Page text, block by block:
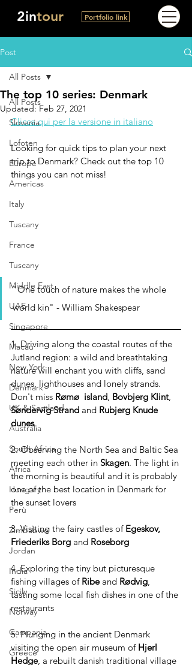
2intour Portfolio link
Post
All Posts
Slovenia
Lofoten
Europe
Americas
Italy
Tuscany
France
Tuscany
Middle East
UAE
Singapore
Macau
New York
Denmark
UK & Scotland
Australia
South Africa
Africa
Hungary
Perù
Zimbabwe
Jordan
India
Sicily
Norway
Campania
Greece
All Posts
The top 10 series: Denmark
Updated:Feb 27, 2021
Clicca qui per la versione in italiano
Looking for quick tips to plan your next
trip to Denmark? Check out the top 10
things you can not miss!
"One touch of nature makes the whole
world kin" - William Shakespear
1. Driving along the coastal routes of the
Jutland region: a wild and breathtaking
nature will enchant you with cliffs, sand
dunes, lighthouses and lonely strands.
Don't miss Rømø island Bovbjerg Klint,
Søndervig Strand and Rubjerg Knude
dunes.
2. Observing the North Sea and Baltic Sea
meeting each other in Skagen. The light in
the morning is beautiful and it is probably
one of the best location in Denmark for
the sunset lovers
3. Visiting the fairy castles of Egeskov,
Friederiks Borg and Roseborg
4. Exploring the tiny but picturesque
fishing villages of Ribe and Rødvig
tasting some local fish dishes in one of the
restaurants
5. Plunging in the ancient Denmark
visiting the open air museum of Hjerl
Hedge, a rebuilt danish traditional village